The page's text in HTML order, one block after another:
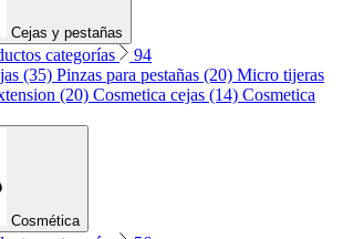
Cejas y pestañas
categorías
94
(35) Pinzas para pestañas (20) Micro tijeras
(20) Cosmetica cejas (14) Cosmetica
Cosmética